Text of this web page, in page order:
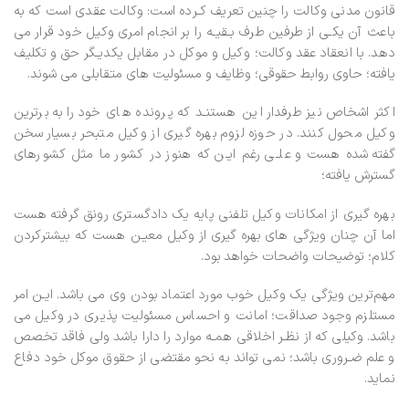
قانون مدنی وکالت را چنین تعریف کـرده است: وکالت عقدی است که به
باعث آن یکـی از طرفین طرف بـقیـه را بر انجام امری وکیل خود قرار می
دهد. با انعقاد عقد وکالت؛ وکیل و موکل در مقابل یکدیـگر حق و تکلیف
یافته؛ حاوی روابط حقوقی؛ وظایف و مسئولیت های متقابلی می شوند.
اکثر اشخاص نیز طرفدار این هستنـد که پرونده های خود را به برترین
وکیل محول کنند. در حوزه لزوم بهره گیری از وکیل متبحر بسیار سخن
گفته شده هست و علـی رغم ایـن که هنوز در کشور ما مثل کشورهای
گسترش یافته؛
بهره گیری از امکانات وکیل تلفنی پایه یک دادگستری رونق گرفته هست
اما آن چنان ویژگی های بهره گیری از وکیل معیـن هست که بیشترکردن
کلام؛ توضیحات واضحات خواهد بود.
مهم‌ترین ویژگی یک وکیل خوب مورد اعتماد بودن وی می باشد. ایـن امر
مستلزم وجود صداقت؛ امانت و احساس مسئولیت پذیری در وکیل می
باشد. وکیلی که از نظـر اخلاقی همـه موارد را دارا باشد ولی فاقد تخصص
و علم ضـروری باشد؛ نمی تواند به نحو مقتضی از حقوق موکل خود دفاع
نماید.